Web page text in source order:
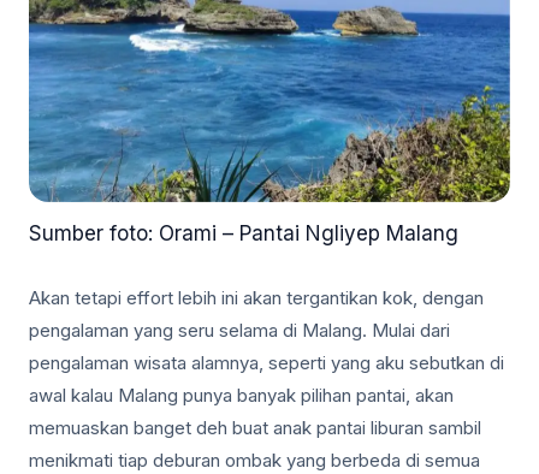
Sumber foto: Orami – Pantai Ngliyep Malang
Akan tetapi effort lebih ini akan tergantikan kok, dengan
pengalaman yang seru selama di Malang. Mulai dari
pengalaman wisata alamnya, seperti yang aku sebutkan di
awal kalau Malang punya banyak pilihan pantai, akan
memuaskan banget deh buat anak pantai liburan sambil
menikmati tiap deburan ombak yang berbeda di semua